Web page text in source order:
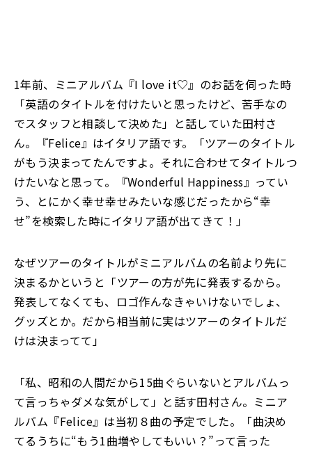
1年前、ミニアルバム『I love it♡』のお話を伺った時
「英語のタイトルを付けたいと思ったけど、苦手なの
でスタッフと相談して決めた」と話していた田村さ
ん。『Felice』はイタリア語です。「ツアーのタイトル
がもう決まってたんですよ。それに合わせてタイトルつ
けたいなと思って。『Wonderful Happiness』ってい
う、とにかく幸せ幸せみたいな感じだったから“幸
せ”を検索した時にイタリア語が出てきて！」
なぜツアーのタイトルがミニアルバムの名前より先に
決まるかというと「ツアーの方が先に発表するから。
発表してなくても、ロゴ作んなきゃいけないでしょ、
グッズとか。だから相当前に実はツアーのタイトルだ
けは決まってて」
「私、昭和の人間だから15曲ぐらいないとアルバムっ
て言っちゃダメな気がして」と話す田村さん。ミニア
ルバム『Felice』は当初８曲の予定でした。「曲決め
てるうちに“もう1曲増やしてもいい？”って言った